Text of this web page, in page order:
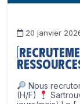
20 janvier
Nous
(H/F)